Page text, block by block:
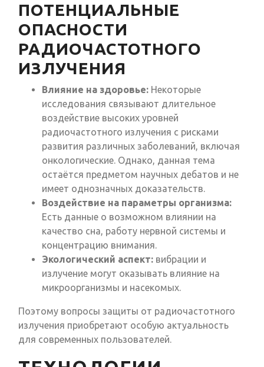
ПОТЕНЦИАЛЬНЫЕ
ОПАСНОСТИ
РАДИОЧАСТОТНОГО
ИЗЛУЧЕНИЯ
Влияние на здоровье: Некоторые
исследования связывают длительное
воздействие высоких уровней
радиочастотного излучения с рисками
развития различных заболеваний, включая
онкологические. Однако, данная тема
остаётся предметом научных дебатов и не
имеет однозначных доказательств.
Воздействие на параметры организма:
Есть данные о возможном влиянии на
качество сна, работу нервной системы и
концентрацию внимания.
Экологический аспект: вибрации и
излучение могут оказывать влияние на
микроорганизмы и насекомых.
Поэтому вопросы защиты от радиочастотного
излучения приобретают особую актуальность
для современных пользователей.